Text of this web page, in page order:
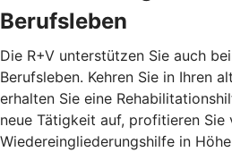
Berufsleben
Die R+V unterstützen Sie auch
Berufsleben. Kehren Sie in Ihren
erhalten Sie eine
neue Tätigkeit auf, profitieren Sie
Wiedereingliederungshilfe in